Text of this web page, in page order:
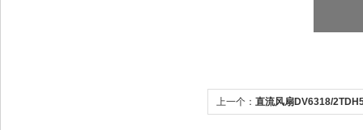
上一个： 直流风扇DV6318/